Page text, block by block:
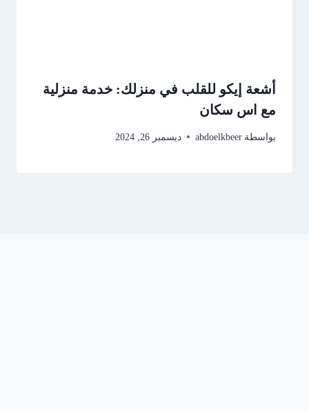
أشعة إيكو للقلب في منزلك: خدمة منزلية
مع اس سكان
بواسطة abdoelkbeer ديسمبر 26, 2024